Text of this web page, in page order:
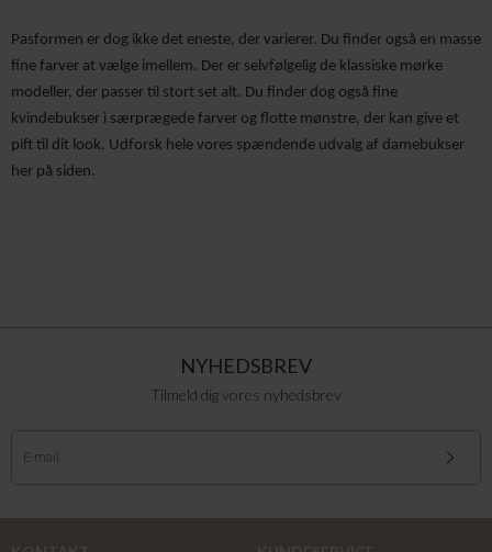
Pasformen er dog ikke det eneste, der varierer. Du finder også en masse
fine farver at vælge imellem. Der er selvfølgelig de klassiske mørke
modeller, der passer til stort set alt. Du finder dog også fine
kvindebukser i særprægede farver og flotte mønstre, der kan give et
pift til dit look. Udforsk hele vores spændende udvalg af damebukser
her på siden.
NYHEDSBREV
Tilmeld dig vores nyhedsbrev